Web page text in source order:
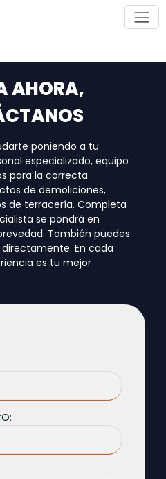
AHORA,
poniendo a tu
especializado, equipo
para la correcta
de demoliciones,
de terracería. Completa
se pondrá en
También puedes
En cada
es tu mejor